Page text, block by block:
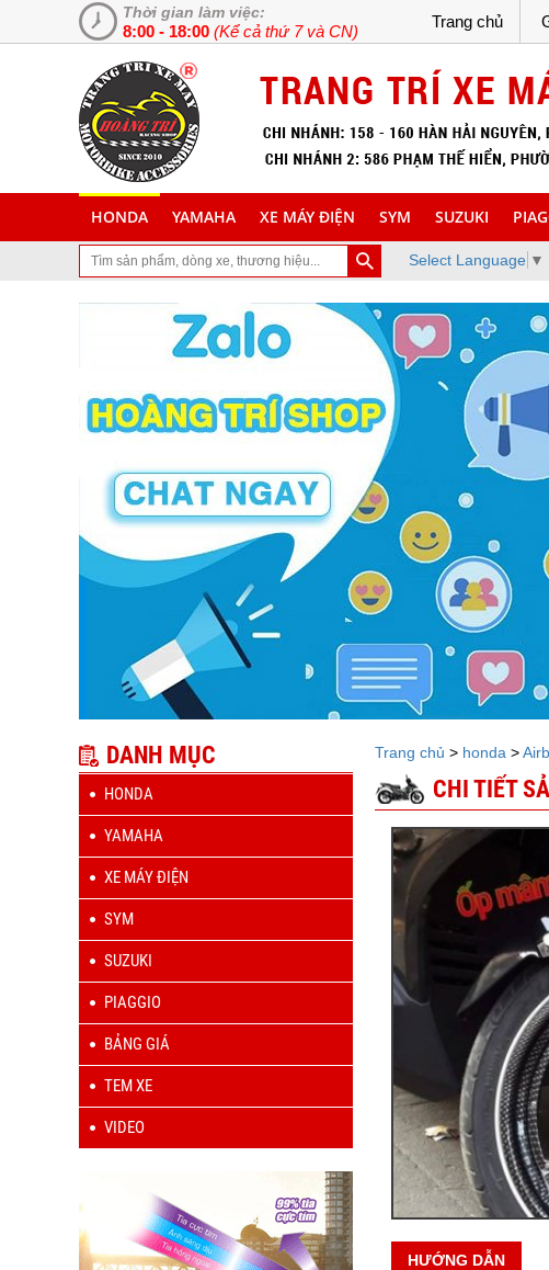
Thời gian làm việc:
8:00 - 18:00 (Kể cả thứ 7 và CN)
Trang chủ
HONDA YAMAHA XE MÁY ĐIỆN SYM SUZUKI
Select Language ▼
trang trí làm đẹp xe máy, xe tay ga đời mới, tân trang xe máy, cung cấp
DANH MỤC
HONDA
YAMAHA
XE MÁY ĐIỆN
SYM
SUZUKI
PIAGGIO
BẢNG GIÁ
TEM XE
VIDEO
Trang chủ > honda >
CHI TIẾT
HƯỚNG DẪN